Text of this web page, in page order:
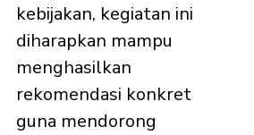
kebijakan, kegiatan ini
diharapkan mampu
menghasilkan
rekomendasi konkret
guna mendorong